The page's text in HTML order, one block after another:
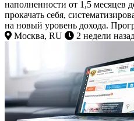
наполненности от 1,5 месяцев
прокачать себя,
на новый уровень дохода.
Москва, RU
2 недели